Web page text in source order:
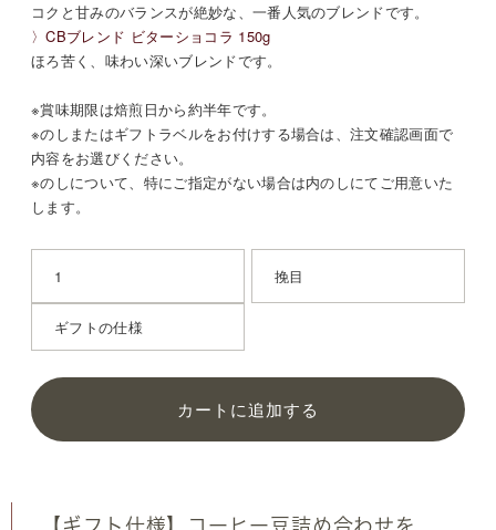
コクと甘みのバランスが絶妙な、一番人気のブレンドです。
〉CBブレンド ビターショコラ 150g
ほろ苦く、味わい深いブレンドです。
※賞味期限は焙煎日から約半年です。
※のしまたはギフトラベルをお付けする場合は、注文確認画面で
内容をお選びください。
※のしについて、特にご指定がない場合は内のしにてご用意いた
します。
カートに追加する